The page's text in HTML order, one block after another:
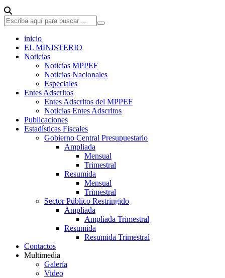
inicio
EL MINISTERIO
Noticias
Noticias MPPEF
Noticias Nacionales
Especiales
Entes Adscritos
Entes Adscritos del MPPEF
Noticias Entes Adscritos
Publicaciones
Estadísticas Fiscales
Gobierno Central Presupuestario
Ampliada
Mensual
Trimestral
Resumida
Mensual
Trimestral
Sector Público Restringido
Ampliada
Ampliada Trimestral
Resumida
Resumida Trimestral
Contactos
Multimedia
Galería
Video